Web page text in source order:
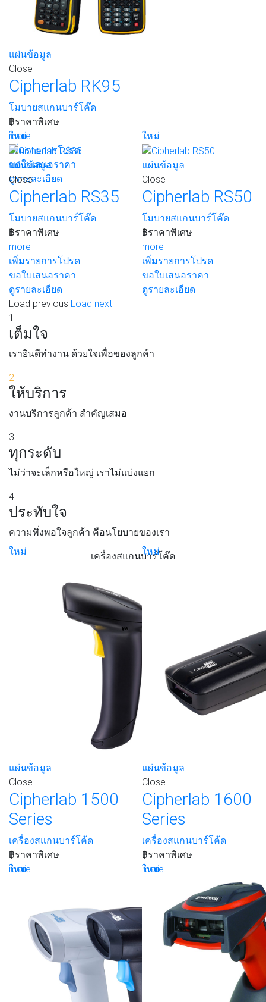
แผ่นข้อมูล
Close
Cipherlab RK95
โมบายสแกนบาร์โค๊ด
฿ราคาพิเศษ
more
เพิ่มรายการโปรด
ขอใบเสนอราคา
ดูรายละเอียด
ใหม่
แผ่นข้อมูล
Close
Cipherlab RS35
โมบายสแกนบาร์โค๊ด
฿ราคาพิเศษ
more
เพิ่มรายการโปรด
ขอใบเสนอราคา
ดูรายละเอียด
ใหม่
แผ่นข้อมูล
Close
Cipherlab RS50
โมบายสแกนบาร์โค๊ด
฿ราคาพิเศษ
more
เพิ่มรายการโปรด
ขอใบเสนอราคา
ดูรายละเอียด
Load previous Load next
1.
เต็มใจ
เรายินดีทำงาน ด้วยใจเพื่อของลูกค้า
2.
ให้บริการ
งานบริการลูกค้า สำคัญเสมอ
3.
ทุกระดับ
ไม่ว่าจะเล็กหรือใหญ่ เราไม่แบ่งแยก
4.
ประทับใจ
ความพึ่งพอใจลูกค้า คือนโยบายของเรา
เครื่องสแกนบาร์โค๊ด
ใหม่
แผ่นข้อมูล
Close
Cipherlab 1500
Series
เครื่องสแกนบาร์โค้ด
฿ราคาพิเศษ
more
ดูรายละเอียด
ใหม่
แผ่นข้อมูล
Close
Cipherlab 1600
Series
เครื่องสแกนบาร์โค้ด
฿ราคาพิเศษ
more
ขอใบเสนอราคา
ดูรายละเอียด
ใหม่ ใหม่